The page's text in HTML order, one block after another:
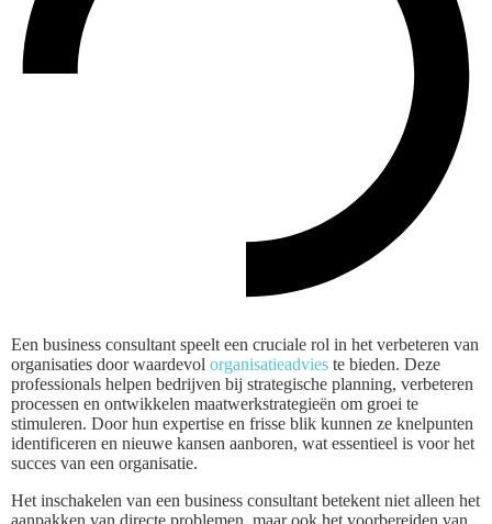
Een business consultant speelt een cruciale rol in het verbeteren van
organisaties door waardevol organisatieadvies te bieden. Deze
professionals helpen bedrijven bij strategische planning, verbeteren
processen en ontwikkelen maatwerkstrategieën om groei te
stimuleren. Door hun expertise en frisse blik kunnen ze knelpunten
identificeren en nieuwe kansen aanboren, wat essentieel is voor het
succes van een organisatie.
Het inschakelen van een business consultant betekent niet alleen het
aanpakken van directe problemen, maar ook het voorbereiden van